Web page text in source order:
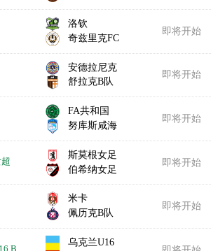
洛钦
奇兹里克FC
即将开始
安德拉尼克
舒拉克B队
即将开始
FA共和国
努库斯咸海
即将开始
斯莫根女足
伯希纳女足
即将开始
米卡
佩历克B队
即将开始
B
乌克兰U16